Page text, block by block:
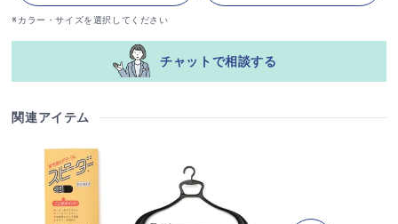
※カラー・サイズを選択してください
チャットで相談する
関連アイテム